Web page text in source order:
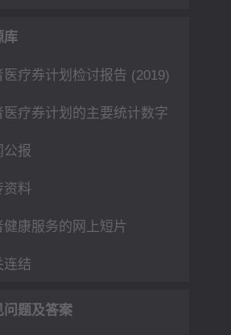
库
医疗券计划检讨报告 (2019)
医疗券计划的主要统计数字
公报
资料
健康服务的网上短片
连结
问题及答案